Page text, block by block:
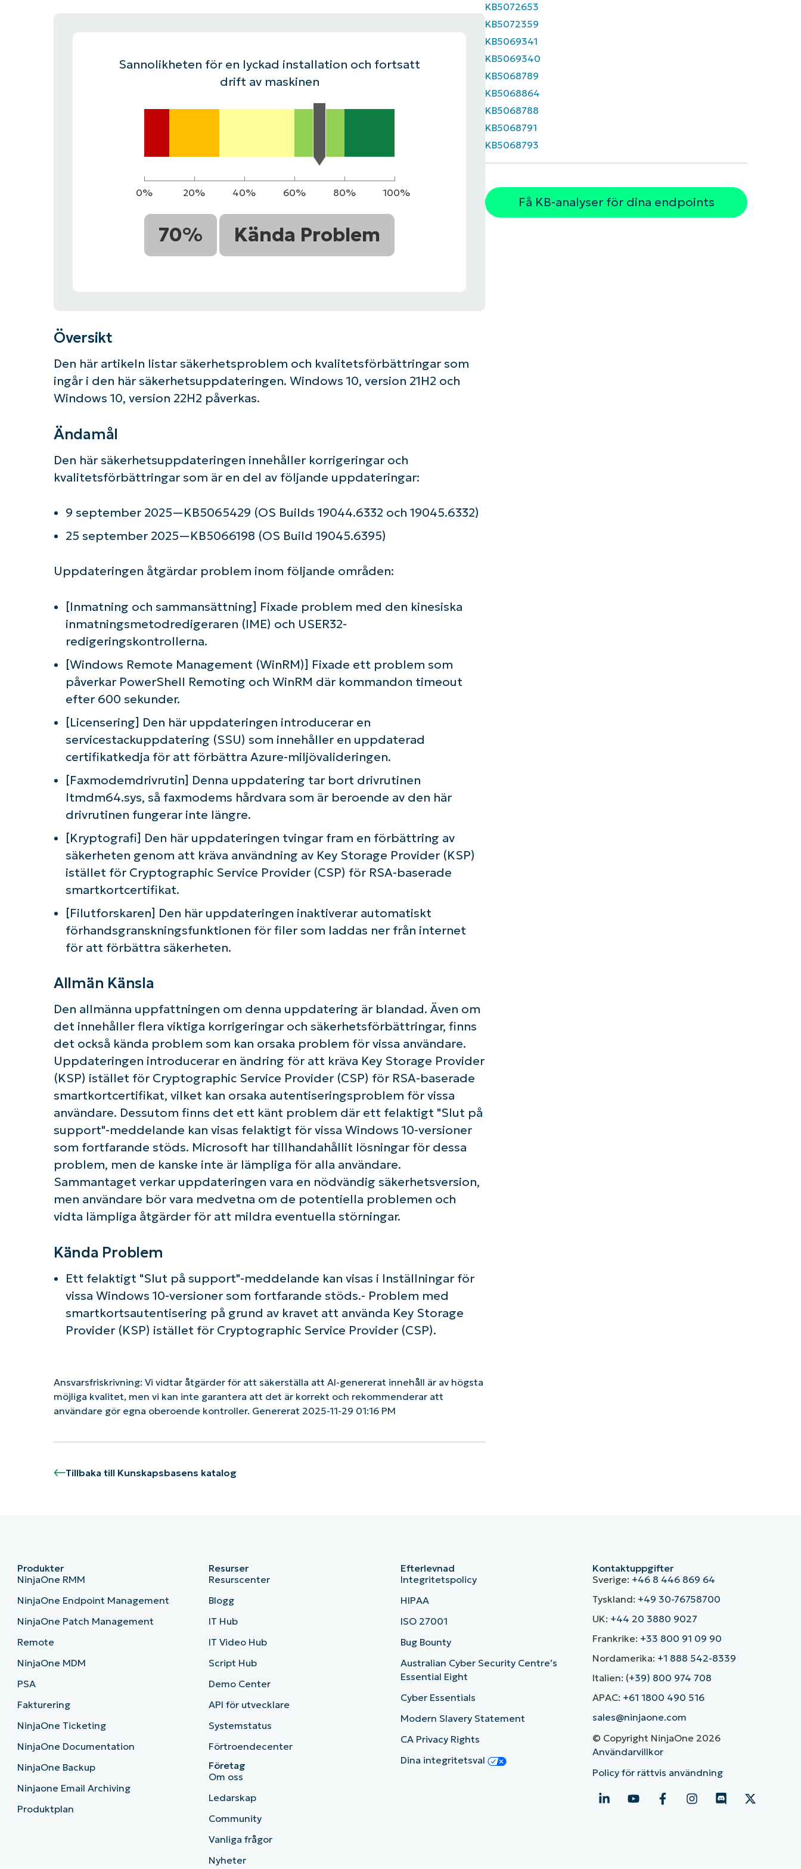
Sannolikheten för en lyckad installation och fortsatt
drift av maskinen
0% 20% 40% 60% 80% 100%
70% Kända Problem
Översikt
Den här artikeln listar säkerhetsproblem och kvalitetsförbättringar som
ingår i den här säkerhetsuppdateringen. Windows 10, version 21H2 och
Windows 10, version 22H2 påverkas.
Ändamål
Den här säkerhetsuppdateringen innehåller korrigeringar och
kvalitetsförbättringar som är en del av följande uppdateringar:
9 september 2025—KB5065429 (OS Builds 19044.6332 och 19045.6332)
25 september 2025—KB5066198 (OS Build 19045.6395)
Uppdateringen åtgärdar problem inom följande områden:
[Inmatning och sammansättning] Fixade problem med den kinesiska
inmatningsmetodredigeraren (IME) och USER32-
redigeringskontrollerna.
[Windows Remote Management (WinRM)] Fixade ett problem som
påverkar PowerShell Remoting och WinRM där kommandon timeout
efter 600 sekunder.
[Licensering] Den här uppdateringen introducerar en
servicestackuppdatering (SSU) som innehåller en uppdaterad
certifikatkedja för att förbättra Azure-miljövalideringen.
[Faxmodemdrivrutin] Denna uppdatering tar bort drivrutinen
ltmdm64.sys, så faxmodems hårdvara som är beroende av den här
drivrutinen fungerar inte längre.
[Kryptografi] Den här uppdateringen tvingar fram en förbättring av
säkerheten genom att kräva användning av Key Storage Provider (KSP)
istället för Cryptographic Service Provider (CSP) för RSA-baserade
smartkortcertifikat.
[Filutforskaren] Den här uppdateringen inaktiverar automatiskt
förhandsgranskningsfunktionen för filer som laddas ner från internet
för att förbättra säkerheten.
Allmän Känsla
Den allmänna uppfattningen om denna uppdatering är blandad. Även om
det innehåller flera viktiga korrigeringar och säkerhetsförbättringar, finns
det också kända problem som kan orsaka problem för vissa användare.
Uppdateringen introducerar en ändring för att kräva Key Storage Provider
(KSP) istället för Cryptographic Service Provider (CSP) för RSA-baserade
smartkortcertifikat, vilket kan orsaka autentiseringsproblem för vissa
användare. Dessutom finns det ett känt problem där ett felaktigt "Slut på
support"-meddelande kan visas felaktigt för vissa Windows 10-versioner
som fortfarande stöds. Microsoft har tillhandahållit lösningar för dessa
problem, men de kanske inte är lämpliga för alla användare.
Sammantaget verkar uppdateringen vara en nödvändig säkerhetsversion,
men användare bör vara medvetna om de potentiella problemen och
vidta lämpliga åtgärder för att mildra eventuella störningar.
Kända Problem
Ett felaktigt "Slut på support"-meddelande kan visas i Inställningar för
vissa Windows 10-versioner som fortfarande stöds.- Problem med
smartkortsautentisering på grund av kravet att använda Key Storage
Provider (KSP) istället för Cryptographic Service Provider (CSP).
Ansvarsfriskrivning: Vi vidtar åtgärder för att säkerställa att AI-genererat innehåll är av högsta
möjliga kvalitet, men vi kan inte garantera att det är korrekt och rekommenderar att
användare gör egna oberoende kontroller. Genererat 2025-11-29 01:16 PM
Tillbaka till Kunskapsbasens katalog
KB5072653
KB5072359
KB5069341
KB5069340
KB5068789
KB5068864
KB5068788
KB5068791
KB5068793
Få KB-analyser för dina endpoints
Kom igång med NinjaOne AI-drivna KB-analyser!
First
and
name*
Phone
number*
Company
name*
Produkter
NinjaOne RMM
NinjaOne Endpoint Management
NinjaOne Patch Management
Remote
NinjaOne MDM
PSA
Fakturering
NinjaOne Ticketing
NinjaOne Documentation
NinjaOne Backup
Ninjaone Email Archiving
Produktplan
Resurser
Resurscenter
Blogg
IT Hub
IT Video Hub
Script Hub
Demo Center
API för utvecklare
Systemstatus
Förtroendecenter
Företag
Om oss
Ledarskap
Community
Vanliga frågor
Nyheter
Efterlevnad
Integritetspolicy
HIPAA
ISO 27001
Bug Bounty
Australian Cyber Security Centre’s
Essential Eight
Cyber Essentials
Modern Slavery Statement
CA Privacy Rights
Dina integritetsval
Kontaktuppgifter
Sverige: +46 8 446 869 64
Tyskland: +49 30-76758700
UK: +44 20 3880 9027
Frankrike: +33 800 91 09 90
Nordamerika: +1 888 542-8339
Italien: (+39) 800 974 708
APAC: +61 1800 490 516
sales@ninjaone.com
© Copyright NinjaOne 2026
Användarvillkor
Policy för rättvis användning